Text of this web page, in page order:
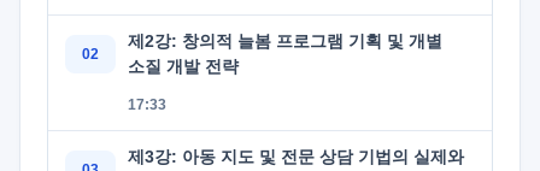
제2강: 창의적 늘봄 프로그램 기획 및 개별
소질 개발 전략
17:33
제3강: 아동 지도 및 전문 상담 기법의 실제와